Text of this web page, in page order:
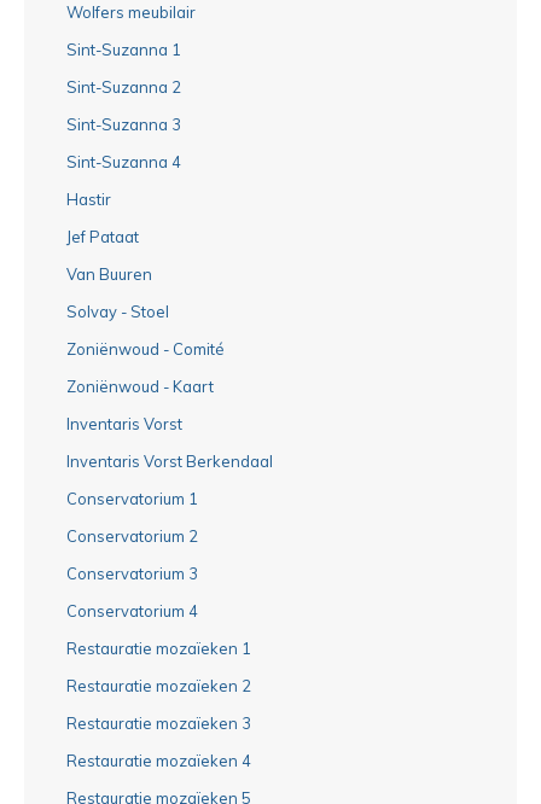
Wolfers meubilair
Sint-Suzanna 1
Sint-Suzanna 2
Sint-Suzanna 3
Sint-Suzanna 4
Hastir
Jef Pataat
Van Buuren
Solvay - Stoel
Zoniënwoud - Comité
Zoniënwoud - Kaart
Inventaris Vorst
Inventaris Vorst Berkendaal
Conservatorium 1
Conservatorium 2
Conservatorium 3
Conservatorium 4
Restauratie mozaïeken 1
Restauratie mozaïeken 2
Restauratie mozaïeken 3
Restauratie mozaïeken 4
Restauratie mozaïeken 5